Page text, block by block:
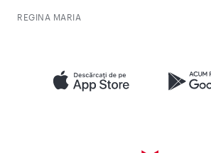
REGINA MARIA